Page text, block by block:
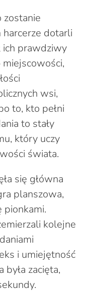
zostanie
dotarli
ich prawdziwy
wsi,
to, kto pełni
to stały
który uczy
świata.
się główna
planszowa,
kolejne
i umiejętność
była zacięta,